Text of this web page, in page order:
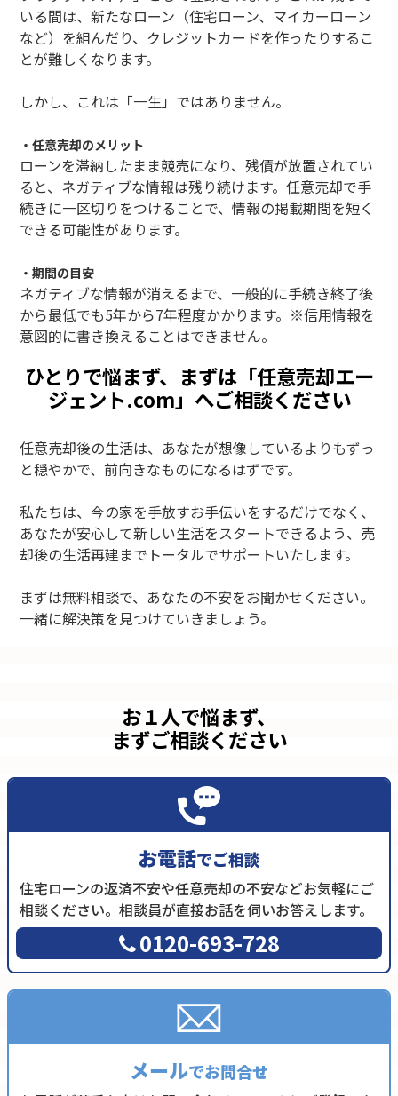
いる間は、新たなローン（住宅ローン、マイカーローン
など）を組んだり、クレジットカードを作ったりするこ
とが難しくなります。
しかし、これは「一生」ではありません。
・任意売却のメリット
ローンを滞納したまま競売になり、残債が放置されてい
ると、ネガティブな情報は残り続けます。任意売却で手
続きに一区切りをつけることで、情報の掲載期間を短く
できる可能性があります。
・期間の目安
ネガティブな情報が消えるまで、一般的に手続き終了後
から最低でも5年から7年程度かかります。※信用情報を
意図的に書き換えることはできません。
ひとりで悩まず、まずは「任意売却エー
ジェント.com」へご相談ください
任意売却後の生活は、あなたが想像しているよりもずっ
と穏やかで、前向きなものになるはずです。
私たちは、今の家を手放すお手伝いをするだけでなく、
あなたが安心して新しい生活をスタートできるよう、売
却後の生活再建までトータルでサポートいたします。
まずは無料相談で、あなたの不安をお聞かせください。
一緒に解決策を見つけていきましょう。
お１人で悩まず、
まずご相談ください
お電話でご相談
住宅ローンの返済不安や任意売却の不安などお気軽にご
相談ください。相談員が直接お話を伺いお答えします。
0120-693-728
メールでお問合せ